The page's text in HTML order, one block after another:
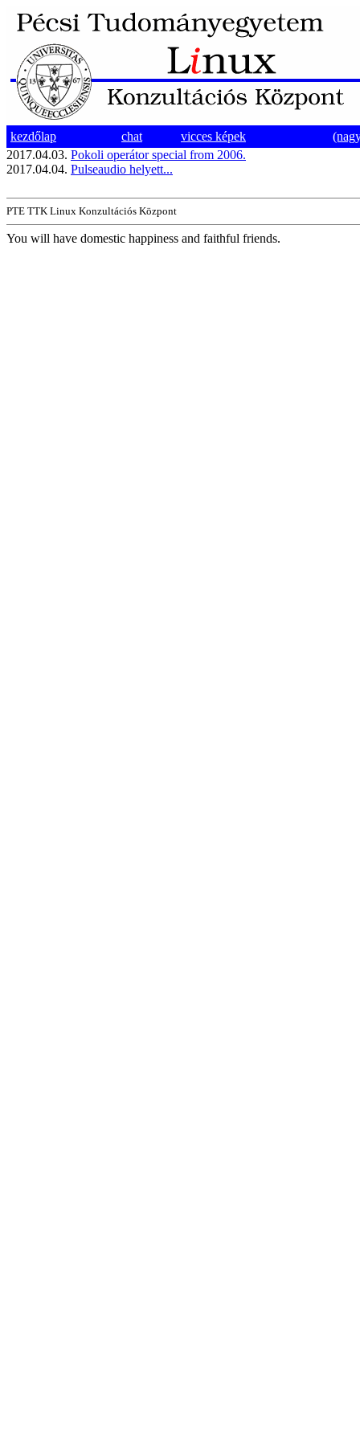
kezdőlap chat vicces képek
2017.04.03. Pokoli operátor special from 2006.
2017.04.04. Pulseaudio helyett...
PTE TTK Linux Konzultációs Központ
You will have domestic happiness and faithful friends.